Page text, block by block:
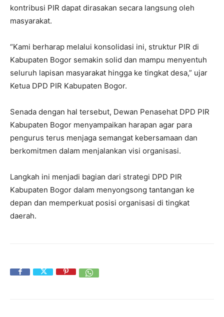
kontribusi PIR dapat dirasakan secara langsung oleh
masyarakat.
“Kami berharap melalui konsolidasi ini, struktur PIR di
Kabupaten Bogor semakin solid dan mampu menyentuh
seluruh lapisan masyarakat hingga ke tingkat desa,” ujar
Ketua DPD PIR Kabupaten Bogor.
Senada dengan hal tersebut, Dewan Penasehat DPD PIR
Kabupaten Bogor menyampaikan harapan agar para
pengurus terus menjaga semangat kebersamaan dan
berkomitmen dalam menjalankan visi organisasi.
Langkah ini menjadi bagian dari strategi DPD PIR
Kabupaten Bogor dalam menyongsong tantangan ke
depan dan memperkuat posisi organisasi di tingkat
daerah.